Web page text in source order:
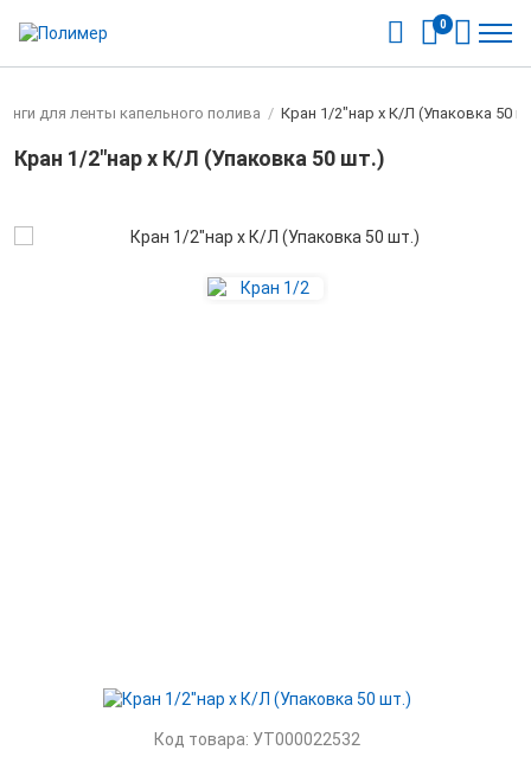
0
для ленты капельного полива / Кран 1/2"нар х К/Л (Упаковка 50
Кран 1/2"нар х К/Л (Упаковка 50 шт.)
Код товара: УТ000022532